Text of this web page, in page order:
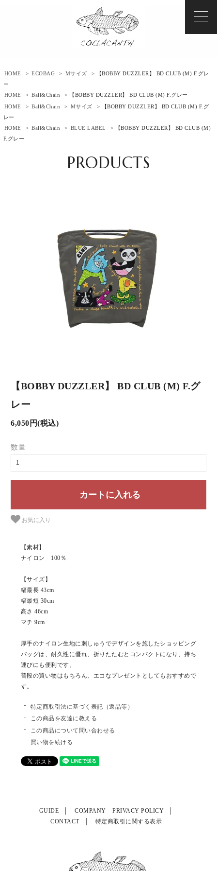
HOME > ECOBAG > Mサイズ
> 【BOBBY DUZZLER】 BD CLUB (M) F.グレ
ー
HOME
> Ball&Chain
> 【BOBBY DUZZLER】 BD CLUB (M) F.グレー
HOME
> Ball&Chain > Mサイズ
> 【BOBBY DUZZLER】 BD CLUB (M) F.グ
レー
HOME
> Ball&Chain > BLUE LABEL
> 【BOBBY DUZZLER】 BD CLUB (M)
F.グレー
PRODUCTS
【BOBBY DUZZLER】 BD CLUB (M) F.グ
レー
6,050円(税込)
数量
お気に入り
【素材】
ナイロン 100％
【サイズ】
幅最長 43cm
幅最短 30cm
高さ 46cm
マチ 9cm
厚手のナイロン生地に刺しゅうでデザインを施したショッピング
バッグは、耐久性に優れ、折りたたむとコンパクトになり、持ち
運びにも便利です。
普段の買い物はもちろん、エコなプレゼントとしてもおすすめで
す。
特定商取引法に基づく表記（返品等）
この商品を友達に教える
この商品について問い合わせる
買い物を続ける
GUIDE COMPANY
PRIVACY POLICY
CONTACT
特定商取引に関する表示